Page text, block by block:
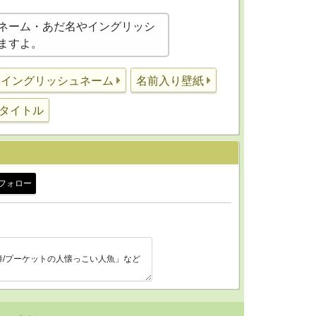
ーム・あだ名やイングリッシ
すよ。
イングリッシュネーム 名前入り壁紙
イトル
ォロー